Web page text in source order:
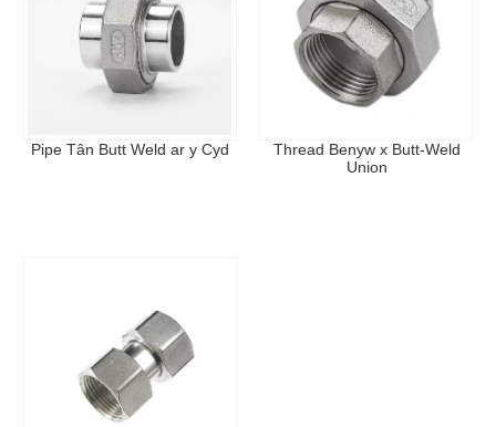
Pipe Tân Butt Weld ar y Cyd
Thread Benyw x Butt-Weld
Union